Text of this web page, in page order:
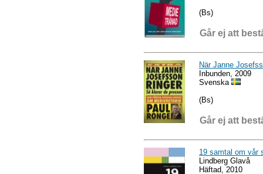
(Bs)
Går ej att
När Janne
Inbunden, 2009
Svenska
(Bs)
Går ej att
19 samtal om vår
Lindberg Glavå
Häftad, 2010